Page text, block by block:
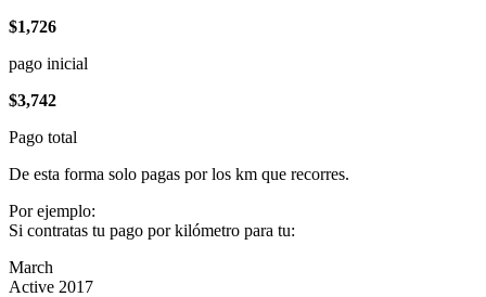
$1,726
pago inicial
$3,742
Pago total
De esta forma solo pagas por los km que recorres.
Por ejemplo:
Si contratas tu pago por kilómetro para tu:
March
Active 2017